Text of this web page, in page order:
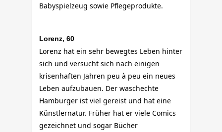
Babyspielzeug sowie Pflegeprodukte.
Lorenz, 60
Lorenz hat ein sehr bewegtes Leben hinter
sich und versucht sich nach einigen
krisenhaften Jahren peu à peu ein neues
Leben aufzubauen. Der waschechte
Hamburger ist viel gereist und hat eine
Künstlernatur. Früher hat er viele Comics
gezeichnet und sogar Bücher